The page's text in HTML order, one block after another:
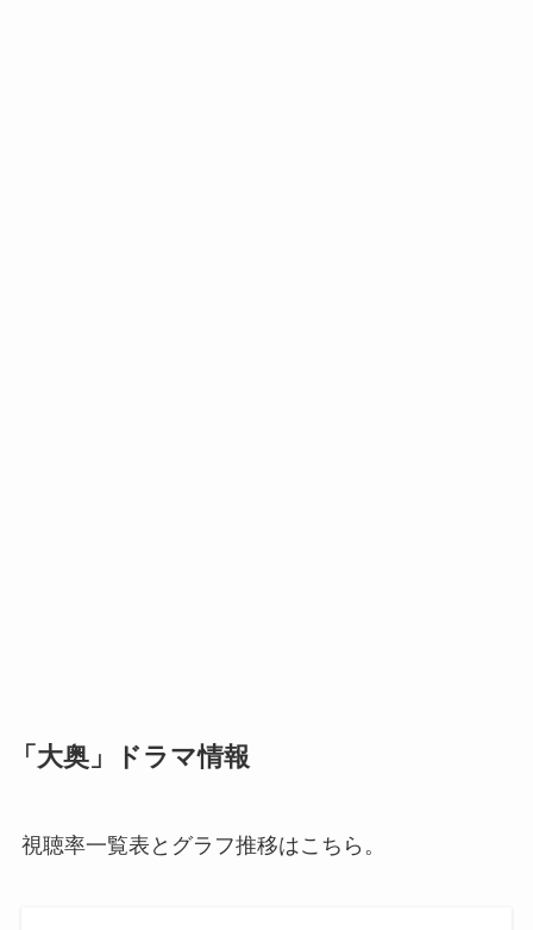
「大奥」ドラマ情報
視聴率一覧表とグラフ推移はこちら。